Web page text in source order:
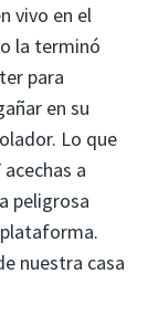
vivo en el
la terminó
para
en su
Lo que
a
peligrosa
nuestra casa